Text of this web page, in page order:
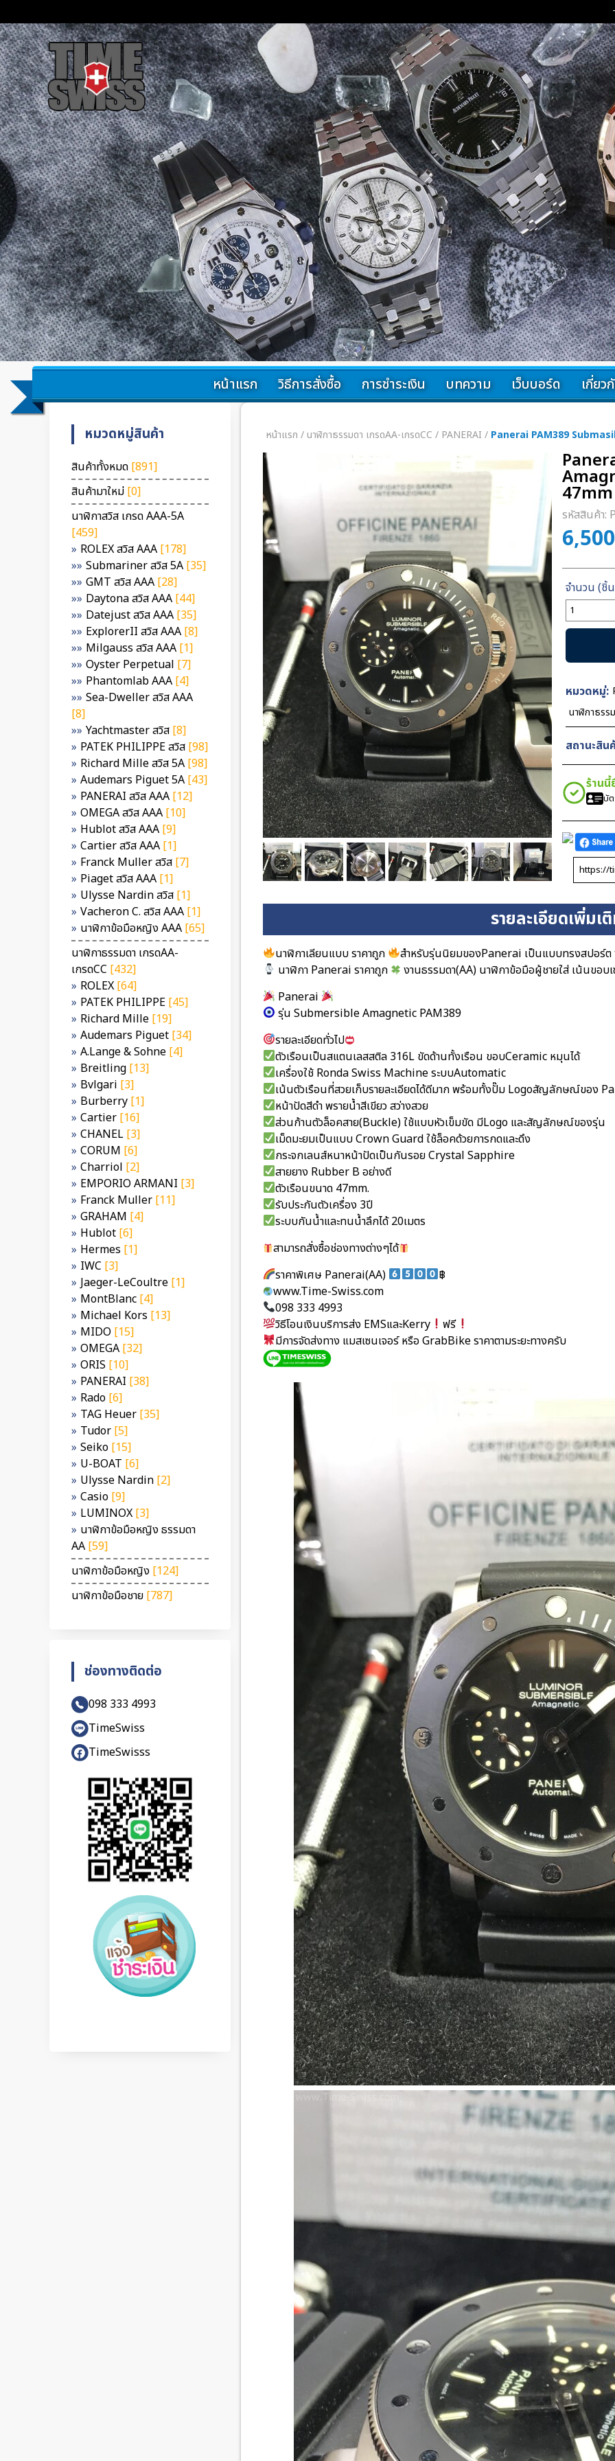
หน้าแรก วิธีการสั่งซื้อ การชำระเงิน บทความ เว็บบอร์ด เกี่ยว
หมวดหมู่สินค้า
สินค้าทั้งหมด [891]
สินค้ามาใหม่ [0]
นาฬิกาสวิส เกรด AAA-5A
[459]
ROLEX สวิส AAA [178]
Submariner สวิส 5A [35]
GMT สวิส AAA [28]
Daytona สวิส AAA [44]
Datejust สวิส AAA [35]
ExplorerII สวิส AAA [8]
Milgauss สวิส AAA [1]
Oyster Perpetual [7]
Phantomlab AAA [4]
Sea-Dweller สวิส AAA
[8]
Yachtmaster สวิส [8]
PATEK PHILIPPE สวิส [98]
Richard Mille สวิส 5A [98]
Audemars Piguet 5A [43]
PANERAI สวิส AAA [12]
OMEGA สวิส AAA [10]
Hublot สวิส AAA [9]
Cartier สวิส AAA [1]
Franck Muller สวิส [7]
Piaget สวิส AAA [1]
Ulysse Nardin สวิส [1]
Vacheron C. สวิส AAA [1]
นาฬิกาข้อมือหญิง AAA [65]
นาฬิกาธรรมดา เกรดAA-
เกรดCC [432]
ROLEX [64]
PATEK PHILIPPE [45]
Richard Mille [19]
Audemars Piguet [34]
A.Lange & Sohne [4]
Breitling [13]
Bvlgari [3]
Burberry [1]
Cartier [16]
CHANEL [3]
CORUM [6]
Charriol [2]
EMPORIO ARMANI [3]
Franck Muller [11]
GRAHAM [4]
Hublot [6]
Hermes [1]
IWC [3]
Jaeger-LeCoultre [1]
MontBlanc [4]
Michael Kors [13]
MIDO [15]
OMEGA [32]
ORIS [10]
PANERAI [38]
Rado [6]
TAG Heuer [35]
Tudor [5]
Seiko [15]
U-BOAT [6]
Ulysse Nardin [2]
Casio [9]
LUMINOX [3]
นาฬิกาข้อมือหญิง ธรรมดา
AA [59]
นาฬิกาข้อมือหญิง [124]
นาฬิกาข้อมือชาย [787]
ช่องทางติดต่อ
098 333 4993
TimeSwiss
TimeSwisss
หน้าแรก / นาฬิกาธรรมดา เกรดAA-เกรดCC / PANERAI / Panerai PAM389
47mm
รหัสสินค้า:
จำนวน
Panerai
PAM389
Ceramic
Dial
ชิ้น
หมวดหมู่:
นาฬิกาธรร
สถานะสิน
ร้าน
บัต
รายละเอียดเพิ่มเ
นาฬิกาเลียนแบบ ราคาถูก
สำหรับรุ่นนิยมของPanerai เป็นแบบทรงสปอร์ต
นาฬิกา Panerai ราคาถูก
งานธรรมดา(AA) นาฬิกาข้อมือผู้ชายใส่ เน้นขอ
Panerai
รุ่น Submersible Amagnetic PAM389
รายละเอียดทั่วไป
ตัวเรือนเป็นสแตนเลสสติล 316L ขัดด้านทั้งเรือน ขอบCeramic หมุนได้
เครื่องใช้ Ronda Swiss Machine ระบบAutomatic
เน้นตัวเรือนที่สวยเก็บรายละเอียดได้ดีมาก พร้อมทั้งปั๊ม Logoสัญลักษณ์ของ
หน้าปัดสีดำ พรายน้ำสีเขียว สว่างสวย
ส่วนก้านตัวล็อคสาย(Buckle) ใช้แบบหัวเข็มขัด มีLogo และสัญลักษณ์ของรุ่น
เม็ดมะยมเป็นแบบ Crown Guard ใช้ล็อคด้วยการกดและดึง
กระจกเลนส์หนาหน้าปัดเป็นกันรอย Crystal Sapphire
สายยาง Rubber B อย่างดี
ตัวเรือนขนาด 47mm.
รับประกันตัวเครื่อง 3ปี
ระบบกันน้ำและทนน้ำลึกได้ 20เมตร
สามารถสั่งซื้อช่องทางต่างๆได้
ราคาพิเศษ Panerai(AA)
฿
www.Time-Swiss.com
098 333 4993
วิธีโอนเงินบริการส่ง EMSและKerry
ฟรี
มีการจัดส่งทาง แมสเซนเจอร์ หรือ GrabBike ราคาตามระยะทางครับ